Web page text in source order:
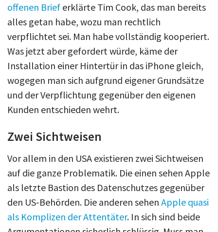
offenen Brief erklärte Tim Cook, das man bereits
alles getan habe, wozu man rechtlich
verpflichtet sei. Man habe vollständig kooperiert.
Was jetzt aber gefordert würde, käme der
Installation einer Hintertür in das iPhone gleich,
wogegen man sich aufgrund eigener Grundsätze
und der Verpflichtung gegenüber den eigenen
Kunden entschieden wehrt.
Zwei Sichtweisen
Vor allem in den USA existieren zwei Sichtweisen
auf die ganze Problematik. Die einen sehen Apple
als letzte Bastion des Datenschutzes gegenüber
den US-Behörden. Die anderen sehen Apple quasi
als Komplizen der Attentäter. In sich sind beide